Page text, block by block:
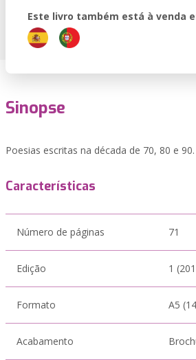
Este livro também está à venda
Sinopse
Poesias escritas na década de 70, 80 e 90.
Características
Número de páginas 71
Edição 1
Formato A5
Acabamento